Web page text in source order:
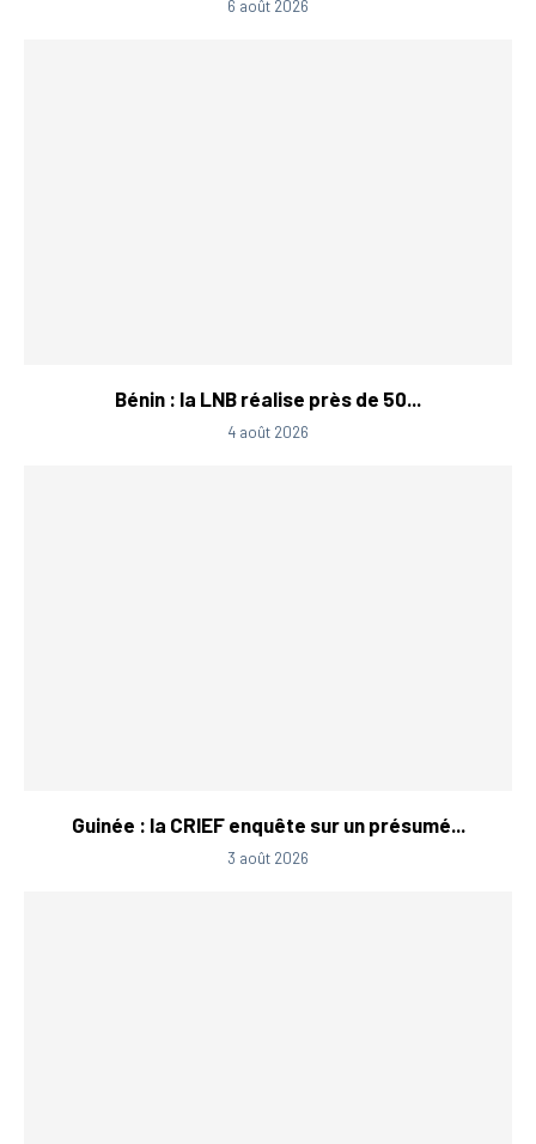
6 août 2026
Bénin : la LNB réalise près de 50...
4 août 2026
Guinée : la CRIEF enquête sur un présumé...
3 août 2026